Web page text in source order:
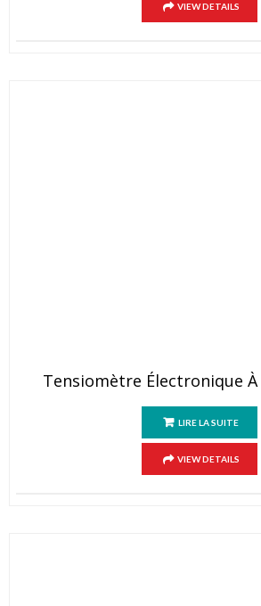
VIEW DETAILS
Tensiomètre Électronique
LIRE LA SUITE
VIEW DETAILS